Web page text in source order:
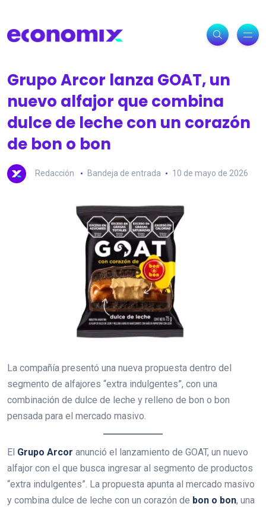
Grupo Arcor lanza GOAT, un
nuevo alfajor que combina
dulce de leche con un corazón
de bon o bon
Redacción Bandeja de entrada 10 de mayo de 2026
La compañía presentó una nueva propuesta dentro del
segmento de alfajores “extra indulgentes”, con una
combinación de dulce de leche y relleno de bon o bon
pensada para el mercado masivo.
El Grupo Arcor anunció el lanzamiento de GOAT, un nuevo
alfajor con el que busca ingresar al segmento de productos
“extra indulgentes”. La propuesta apunta al mercado masivo
y combina dulce de leche con un corazón de bon o bon, una